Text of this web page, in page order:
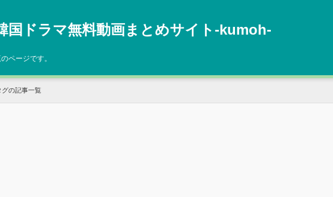
国ドラマ無料動画まとめサイト‐kumoh‐
ページです。
グの記事一覧